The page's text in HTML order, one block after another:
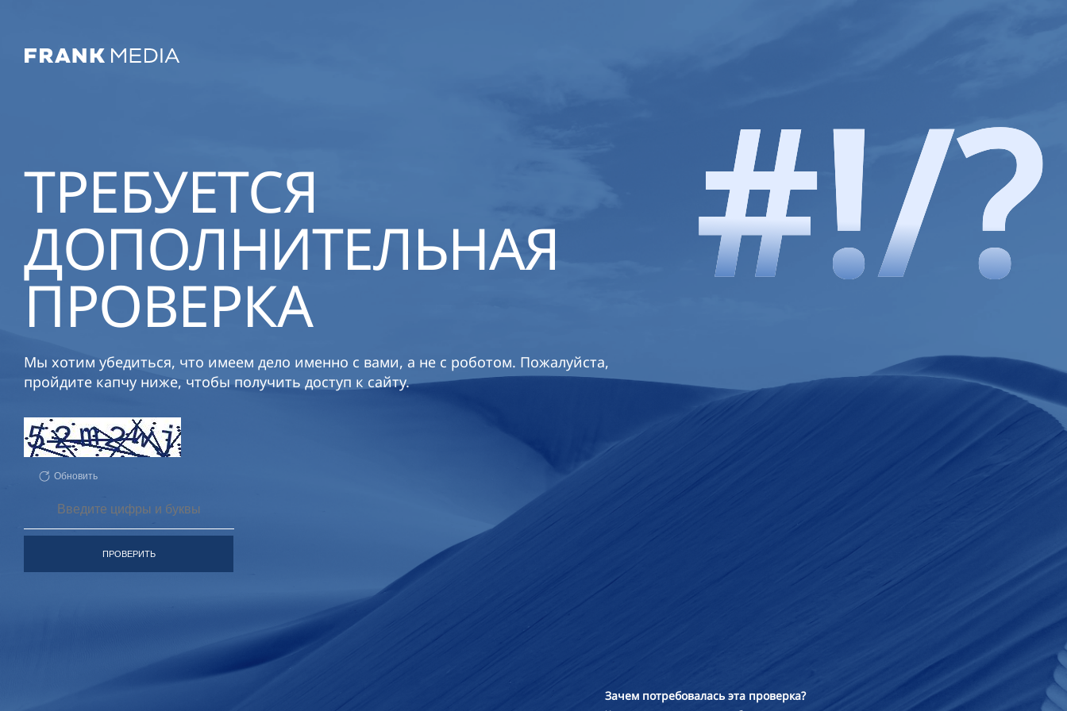
ТРЕБУЕТСЯ
ДОПОЛНИТЕЛЬНАЯ
ПРОВЕРКА
Мы хотим убедиться, что имеем дело именно с вами, а не с роботом. Пожалуйста,
пройдите капчу ниже, чтобы получить доступ к сайту.
Обновить
ПРОВЕРИТЬ
Зачем потребовалась эта проверка?